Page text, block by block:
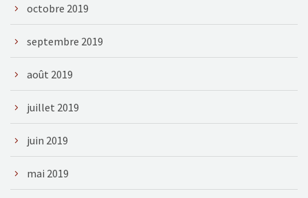
octobre 2019
septembre 2019
août 2019
juillet 2019
juin 2019
mai 2019